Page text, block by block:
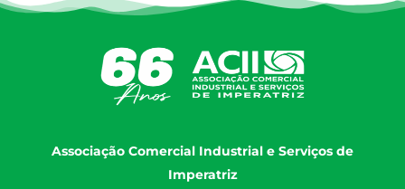
Associação Comercial Industrial e Serviços de
Imperatriz